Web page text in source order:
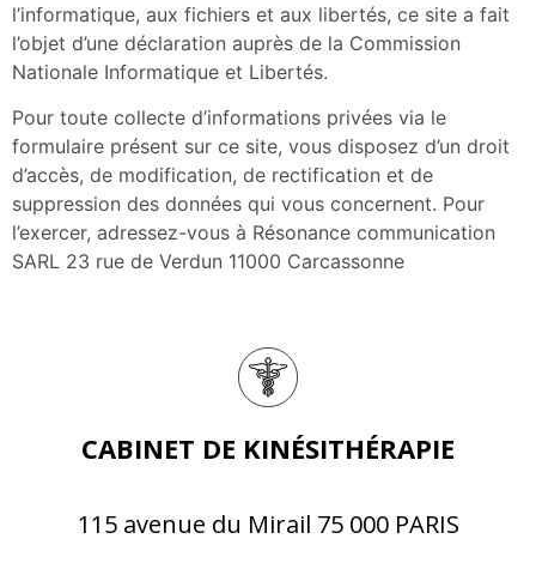
l’informatique, aux fichiers et aux libertés, ce site a fait
l’objet d’une déclaration auprès de la Commission
Nationale Informatique et Libertés.
Pour toute collecte d’informations privées via le
formulaire présent sur ce site, vous disposez d’un droit
d’accès, de modification, de rectification et de
suppression des données qui vous concernent. Pour
l’exercer, adressez-vous à Résonance communication
SARL 23 rue de Verdun 11000 Carcassonne
CABINET DE KINÉSITHÉRAPIE
115 avenue du Mirail 75 000 PARIS